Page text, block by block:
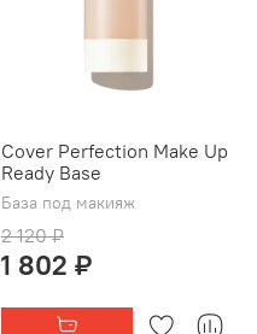
Cover Perfection Make Up
Ready Base
База под макияж
2 120 ₽
1 802 ₽